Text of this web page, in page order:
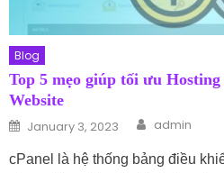
Blog
Top 5 mẹo giúp tối ưu
Website
Posted on
January 3, 2023 Author
admin
cPanel là hệ thống bảng điều